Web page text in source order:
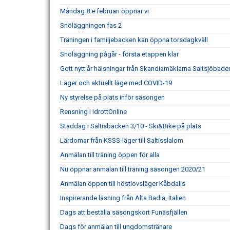
Måndag 8:e februari öppnar vi
Snöläggningen fas 2
Träningen i familjebacken kan öppna torsdagkväll
Snöläggning pågår - första etappen klar
Gott nytt år hälsningar från Skandiamäklarna
Läger och aktuellt läge med COVID-19
Ny styrelse på plats inför säsongen
Rensning i IdrottOnline
Städdag i Saltisbacken 3/10 - Ski&Bike på plats
Lärdomar från KSSS-läger till Saltisslalom
Anmälan till träning öppen för alla
Nu öppnar anmälan till träning säsongen 2020/21
Anmälan öppen till höstlovsläger Kåbdalis
Inspirerande läsning från Alta Badia, Italien
Dags att beställa säsongskort Funäsfjällen
Dags för anmälan till ungdomstränare